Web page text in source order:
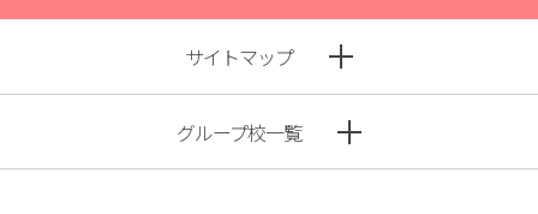
サイトマップ
グループ校一覧